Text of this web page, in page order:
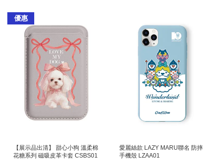
優惠
【展示品出清】 甜心小狗 溫柔棉
花糖系列 磁吸皮革卡套 CSBS01
愛麗絲款 LAZY MARU聯名 防摔
手機殼 LZAA01